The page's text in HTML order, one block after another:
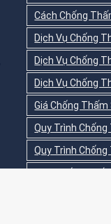
Cách Chống
Dịch Vụ Chống
Dịch Vụ Chống
Dịch Vụ Chống
Giá Chống
Quy Trình
Quy Trình